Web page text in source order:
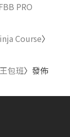
PRO
Course〉
包班〉發佈